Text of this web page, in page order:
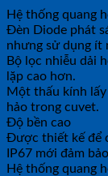
Hệ thống quang
Đèn Diode phát
nhưng sử dụng ít
Bộ lọc nhiễu dải
lặp cao hơn.
Một thấu kính
hảo trong cuvet.
Độ bền cao
Được thiết kế để
IP67 mới đảm
Hệ thống quang